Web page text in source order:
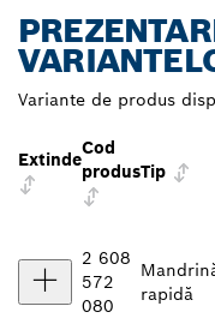
Variante de produs
Extinde
Cod
produsTip
2 608
572
080
rapidă